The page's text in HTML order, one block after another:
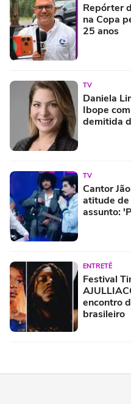
Repórter
na Copa
25 anos
TV
Daniela
Ibope
demitida
TV
Cantor
atitude de
assunto:
ENTRETÊ
Festival
encontro
brasileiro